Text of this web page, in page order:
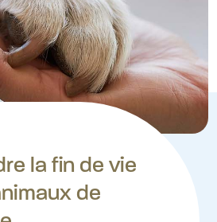
la fin de vie
de